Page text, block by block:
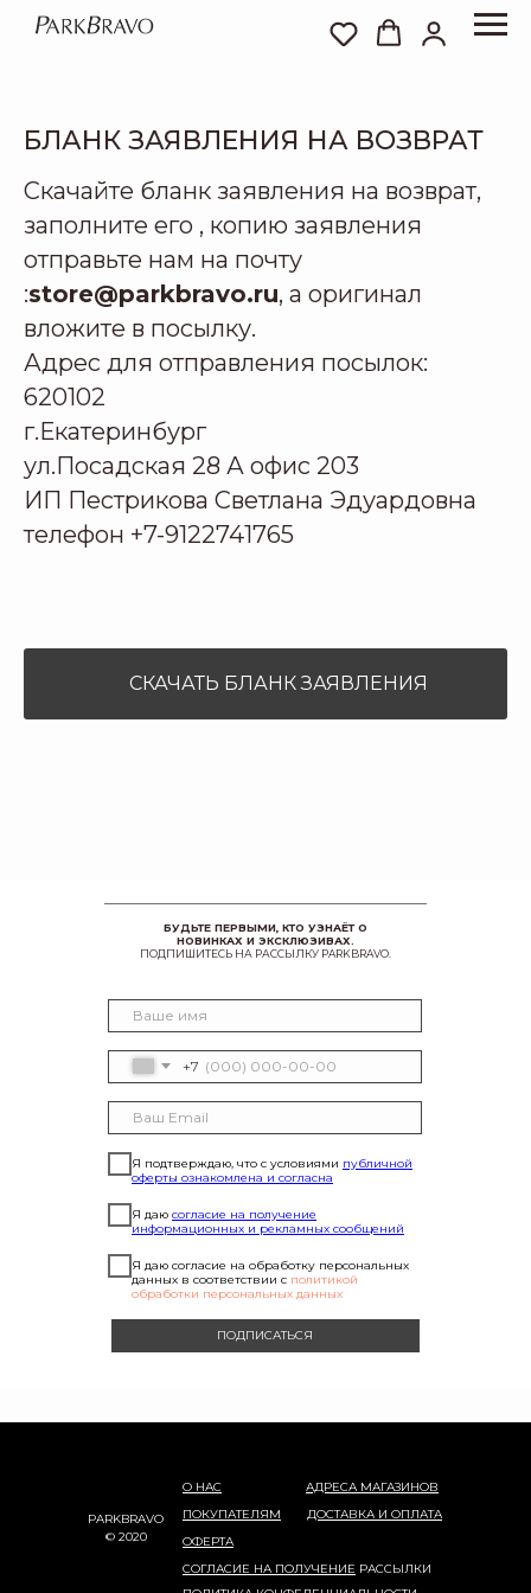
БЛАНК ЗАЯВЛЕНИЯ НА ВОЗВРАТ
Скачайте бланк заявления на возврат,
заполните его , копию заявления
отправьте нам на почту
:store@parkbravo.ru, а оригинал
вложите в посылку.
Адрес для отправления посылок:
620102
г.Екатеринбург
ул.Посадская 28 А офис 203
ИП Пестрикова Светлана Эдуардовна
телефон +7-9122741765
СКАЧАТЬ БЛАНК ЗАЯВЛЕНИЯ
+7
Я подтверждаю, что с условиями публичной
оферты ознакомлена и согласна
Я даю согласие на получение
информационных и рекламных сообщений
Я даю согласие на обработку персональных
данных в соответствии с политикой
обработки персональных данных
ПОДПИСАТЬСЯ
БУДЬТЕ ПЕРВЫМИ, КТО УЗНАЁТ О
НОВИНКАХ И ЭКСКЛЮЗИВАХ.
ПОДПИШИТЕСЬ НА РАССЫЛКУ PARKBRAVO.
О НАС
АДРЕСА МАГАЗИНОВ
ПОКУПАТЕЛЯМ
PARKBRAVO
© 2020
СОГЛАСИЕ НА ПОЛУЧЕНИЕ РАССЫЛКИ
ОФЕРТА
ДОСТАВКА И ОПЛАТА